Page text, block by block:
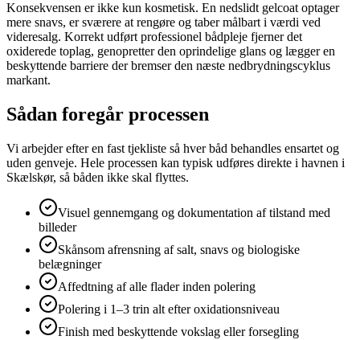
Konsekvensen er ikke kun kosmetisk. En nedslidt gelcoat optager
mere snavs, er sværere at rengøre og taber målbart i værdi ved
videresalg. Korrekt udført professionel bådpleje fjerner det
oxiderede toplag, genopretter den oprindelige glans og lægger en
beskyttende barriere der bremser den næste nedbrydningscyklus
markant.
Sådan foregår processen
Vi arbejder efter en fast tjekliste så hver båd behandles ensartet og
uden genveje. Hele processen kan typisk udføres direkte i havnen i
Skælskør, så båden ikke skal flyttes.
Visuel gennemgang og dokumentation af tilstand med
billeder
Skånsom afrensning af salt, snavs og biologiske
belægninger
Affedtning af alle flader inden polering
Polering i 1–3 trin alt efter oxidationsniveau
Finish med beskyttende vokslag eller forsegling